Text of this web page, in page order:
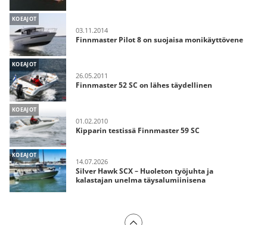
KOEAJOT
03.11.2014
Finnmaster Pilot 8 on suojaisa monikäyttövene
KOEAJOT
26.05.2011
Finnmaster 52 SC on lähes täydellinen
KOEAJOT
01.02.2010
Kipparin testissä Finnmaster 59 SC
KOEAJOT
14.07.2026
Silver Hawk SCX – Huoleton työjuhta ja
kalastajan unelma täysalumiinisena